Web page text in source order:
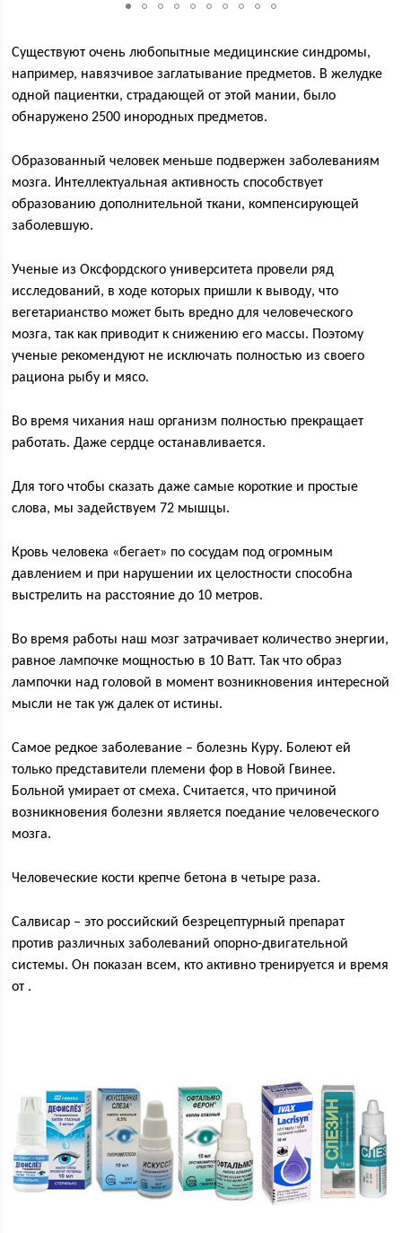
Существуют очень любопытные медицинские синдромы,
например, навязчивое заглатывание предметов. В желудке
одной пациентки, страдающей от этой мании, было
обнаружено 2500 инородных предметов.
Образованный человек меньше подвержен заболеваниям
мозга. Интеллектуальная активность способствует
образованию дополнительной ткани, компенсирующей
заболевшую.
Ученые из Оксфордского университета провели ряд
исследований, в ходе которых пришли к выводу, что
вегетарианство может быть вредно для человеческого
мозга, так как приводит к снижению его массы. Поэтому
ученые рекомендуют не исключать полностью из своего
рациона рыбу и мясо.
Во время чихания наш организм полностью прекращает
работать. Даже сердце останавливается.
Для того чтобы сказать даже самые короткие и простые
слова, мы задействуем 72 мышцы.
Кровь человека «бегает» по сосудам под огромным
давлением и при нарушении их целостности способна
выстрелить на расстояние до 10 метров.
Во время работы наш мозг затрачивает количество энергии,
равное лампочке мощностью в 10 Ватт. Так что образ
лампочки над головой в момент возникновения интересной
мысли не так уж далек от истины.
Самое редкое заболевание – болезнь Куру. Болеют ей
только представители племени фор в Новой Гвинее.
Больной умирает от смеха. Считается, что причиной
возникновения болезни является поедание человеческого
мозга.
Человеческие кости крепче бетона в четыре раза.
Салвисар – это российский безрецептурный препарат
против различных заболеваний опорно-двигательной
системы. Он показан всем, кто активно тренируется и время
от .